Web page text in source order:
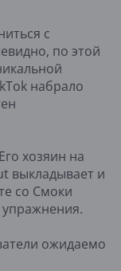
с
по этой
набрало
хозяин на
выкладывает и
со Смоки
ожидаемо